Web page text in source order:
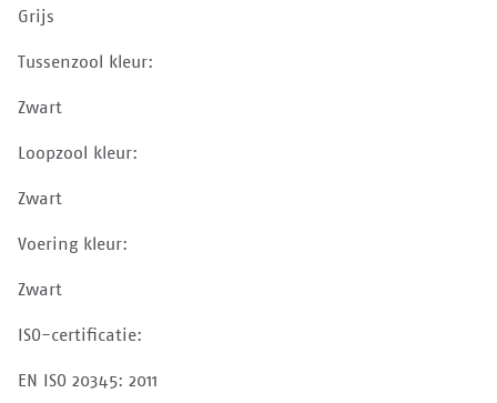
Grijs
Tussenzool kleur:
Zwart
Loopzool kleur:
Zwart
Voering kleur:
Zwart
ISO-certificatie:
EN ISO 20345: 2011